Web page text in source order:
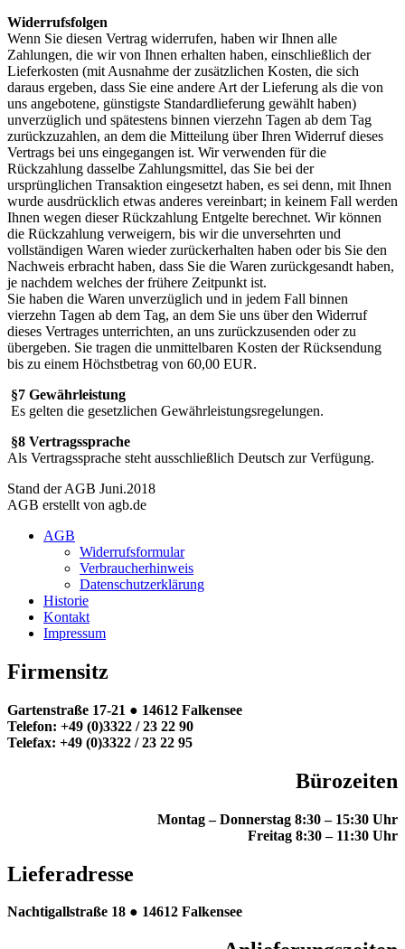
Widerrufsfolgen
Wenn Sie diesen Vertrag widerrufen, haben wir Ihnen alle
Zahlungen, die wir von Ihnen erhalten haben, einschließlich der
Lieferkosten (mit Ausnahme der zusätzlichen Kosten, die sich
daraus ergeben, dass Sie eine andere Art der Lieferung als die von
uns angebotene, günstigste Standardlieferung gewählt haben)
unverzüglich und spätestens binnen vierzehn Tagen ab dem Tag
zurückzuzahlen, an dem die Mitteilung über Ihren Widerruf dieses
Vertrags bei uns eingegangen ist. Wir verwenden für die
Rückzahlung dasselbe Zahlungsmittel, das Sie bei der
ursprünglichen Transaktion eingesetzt haben, es sei denn, mit Ihnen
wurde ausdrücklich etwas anderes vereinbart; in keinem Fall werden
Ihnen wegen dieser Rückzahlung Entgelte berechnet. Wir können
die Rückzahlung verweigern, bis wir die unversehrten und
vollständigen Waren wieder zurückerhalten haben oder bis Sie den
Nachweis erbracht haben, dass Sie die Waren zurückgesandt haben,
je nachdem welches der frühere Zeitpunkt ist.
Sie haben die Waren unverzüglich und in jedem Fall binnen
vierzehn Tagen ab dem Tag, an dem Sie uns über den Widerruf
dieses Vertrages unterrichten, an uns zurückzusenden oder zu
übergeben. Sie tragen die unmittelbaren Kosten der Rücksendung
bis zu einem Höchstbetrag von 60,00 EUR.
§7 Gewährleistung
Es gelten die gesetzlichen Gewährleistungsregelungen.
§8 Vertragssprache
Als Vertragssprache steht ausschließlich Deutsch zur Verfügung.
Stand der AGB Juni.2018
AGB erstellt von agb.de
AGB
Widerrufsformular
Verbraucherhinweis
Datenschutzerklärung
Historie
Kontakt
Impressum
Firmensitz
Gartenstraße 17-21 ● 14612 Falkensee
Telefon: +49 (0)3322 / 23 22 90
Telefax: +49 (0)3322 / 23 22 95
Bürozeiten
Montag – Donnerstag 8:30 – 15:30 Uhr
Freitag 8:30 – 11:30 Uhr
Lieferadresse
Nachtigallstraße 18 ● 14612 Falkensee